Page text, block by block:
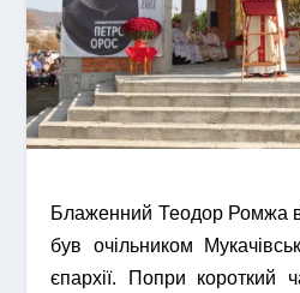
Блаженний Теодор Ромжа
був очільником
єпархії. Попри короткий